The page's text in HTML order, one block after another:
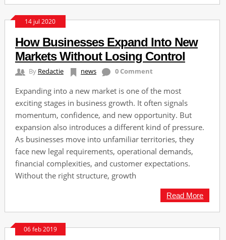
14 jul 2020
How Businesses Expand Into New
Markets Without Losing Control
By Redactie news 0 Comment
Expanding into a new market is one of the most
exciting stages in business growth. It often signals
momentum, confidence, and new opportunity. But
expansion also introduces a different kind of pressure.
As businesses move into unfamiliar territories, they
face new legal requirements, operational demands,
financial complexities, and customer expectations.
Without the right structure, growth
Read More
06 feb 2019